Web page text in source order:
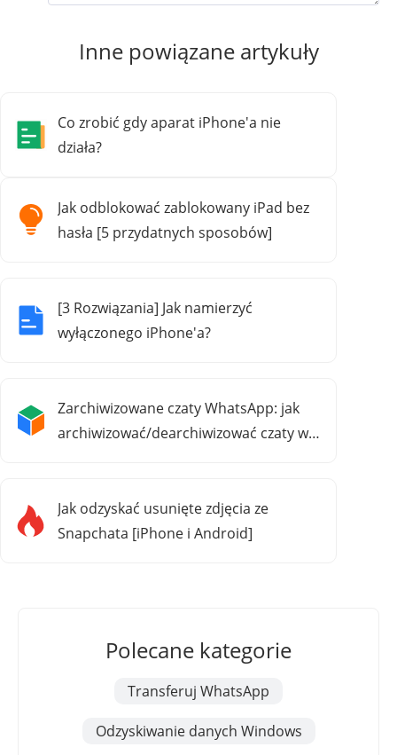
Inne powiązane artykuły
Co zrobić gdy aparat iPhone'a nie
działa?
Jak odblokować zablokowany iPad bez
hasła [5 przydatnych sposobów]
[3 Rozwiązania] Jak namierzyć
wyłączonego iPhone'a?
Zarchiwizowane czaty WhatsApp: jak
archiwizować/dearchiwizować czaty w
Jak odzyskać usunięte zdjęcia ze
Snapchata [iPhone i Android]
Polecane kategorie
Transferuj WhatsApp
Odzyskiwanie danych Windows